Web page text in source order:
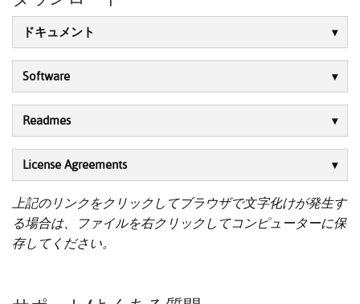
ドキュメント
Software
Readmes
License Agreements
上記のリンクをクリックしてブラウザで文字化けが発生す
る場合は、ファイルを右クリックしてコンピューターに保
存してください。